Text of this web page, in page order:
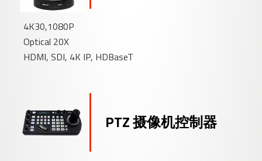
4K30,1080P
Optical 20X
HDMI, SDI, 4K IP, HDBaseT
PTZ 摄像机控制器